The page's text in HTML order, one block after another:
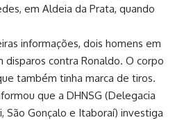
em Aldeia da Prata, quando
informações, dois homens em
contra Ronaldo. O corpo
também tinha marca de tiros.
que a DHNSG (Delegacia
São Gonçalo e Itaboraí) investiga